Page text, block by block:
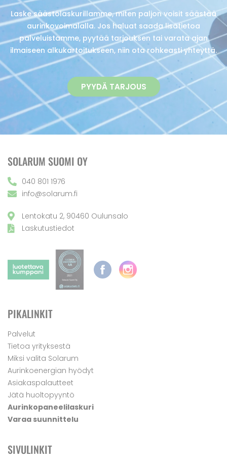
Laske säästölaskurillamme, miten paljon voisit säästää
aurinkovoimalalla. Jos haluat saada lisätietoa
palveluistamme, pyytää tarjouksen tai varata ajan
ilmaiseen alkukartoitukseen, niin ota rohkeasti yhteyttä.
PYYDÄ TARJOUS
SOLARUM SUOMI OY
040 801 1976
info@solarum.fi
Lentokatu 2, 90460 Oulunsalo
Laskutustiedot
PIKALINKIT
Palvelut
Tietoa yrityksestä
Miksi valita Solarum
Aurinkoenergian hyödyt
Asiakaspalautteet
Jätä huoltopyyntö
Aurinkopaneelilaskuri
Varaa suunnittelu
SIVULINKIT